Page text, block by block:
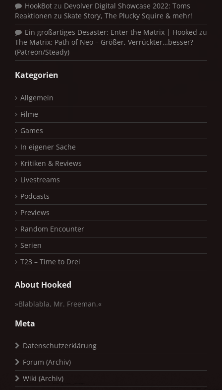
HookBot zu Devolver Digital Showcase 2022: Toms
Reaktionen zu Skate Story, The Plucky Squire & mehr!
Ein großartiges Desaster: Enter the Matrix | Hooked zu
The Matrix: Path of Neo – Größer, Verrückter…besser?
(Patreon/Steady)
Kategorien
Allgemein
Filme
Games
In eigener Sache
Kritiken & Reviews
Livestreams
Podcasts
Previews
Random Encounter
Serien
T23 – Time to Drei
About Hooked
»Blablabla, Mr. Freeman.«
Meta
Datenschutzerklärung
Forum (Archiv)
Wiki (Archiv)